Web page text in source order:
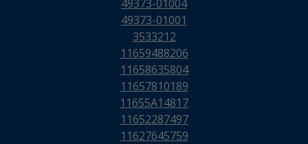
49373-01004
49373-01001
3533212
11659488206
11658635804
11657810189
11655A14817
11652287497
11627645759